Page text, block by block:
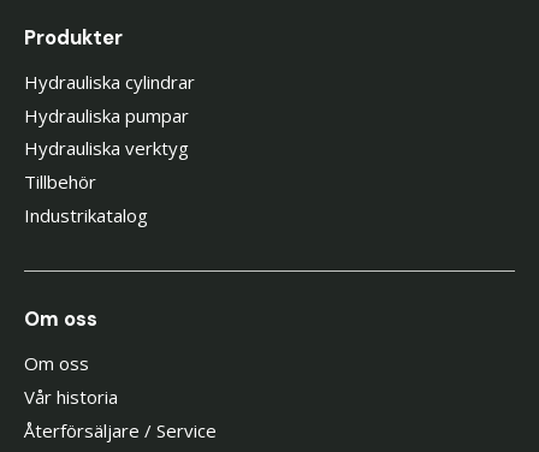
Produkter
Hydrauliska cylindrar
Hydrauliska pumpar
Hydrauliska verktyg
Tillbehör
Industrikatalog
Om oss
Om oss
Vår historia
Återförsäljare / Service